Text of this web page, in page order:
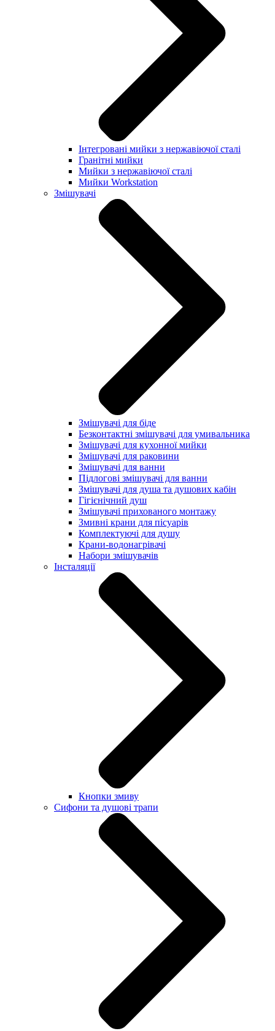
Інтегровані мийки з нержавіючої сталі
Гранітні мийки
Мийки з нержавіючої сталі
Мийки Workstation
Змішувачі
Змішувачі для біде
Безконтактні змішувачі для умивальника
Змішувачі для кухонної мийки
Змішувачі для раковини
Змішувачі для ванни
Підлогові змішувачі для ванни
Змішувачі для душа та душових кабін
Гігієнічний душ
Змішувачі прихованого монтажу
Змивні крани для пісуарів
Комплектуючі для душу
Крани-водонагрівачі
Набори змішувачів
Інсталяції
Кнопки змиву
Сифони та душові трапи